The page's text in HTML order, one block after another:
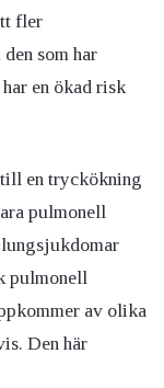
fler
som har
en ökad risk
en tryckökning
pulmonell
pulmonell
av olika
Den här